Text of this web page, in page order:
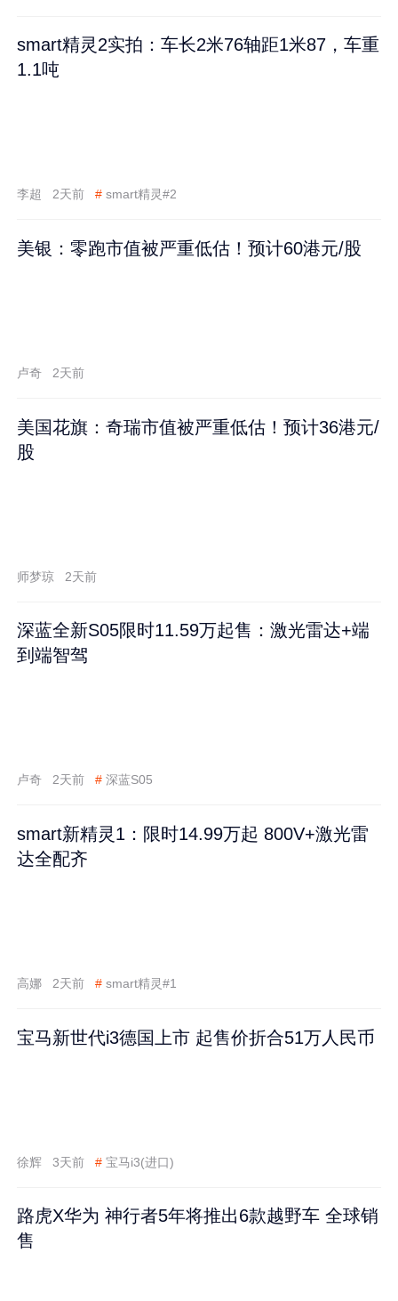
smart精灵2实拍：车长2米76轴距1米87，车重
1.1吨
李超 2天前 # smart精灵#2
美银：零跑市值被严重低估！预计60港元/股
卢奇 2天前
美国花旗：奇瑞市值被严重低估！预计36港元/
股
师梦琼 2天前
深蓝全新S05限时11.59万起售：激光雷达+端
到端智驾
卢奇 2天前 # 深蓝S05
smart新精灵1：限时14.99万起 800V+激光雷
达全配齐
高娜 2天前 # smart精灵#1
宝马新世代i3德国上市 起售价折合51万人民币
徐辉 3天前 # 宝马i3(进口)
路虎X华为 神行者5年将推出6款越野车 全球销
售